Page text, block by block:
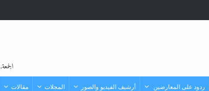
الجمعة, 7 آب, 2026
ردود على المعارضين أرشيف الفيديو والصور المجلات مقالات